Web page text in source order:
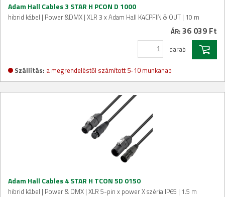
Adam Hall Cables 3 STAR H PCON D 1000
hibrid kábel | Power &DMX | XLR 3 x Adam Hall K4CPFIN & OUT | 10 m
ÁR: 36 039 Ft
darab
Szállítás: a megrendeléstől számított 5-10 munkanap
Adam Hall Cables 4 STAR H TCON 5D 0150
hibrid kábel | Power & DMX | XLR 5-pin x power X széria IP65 | 1.5 m